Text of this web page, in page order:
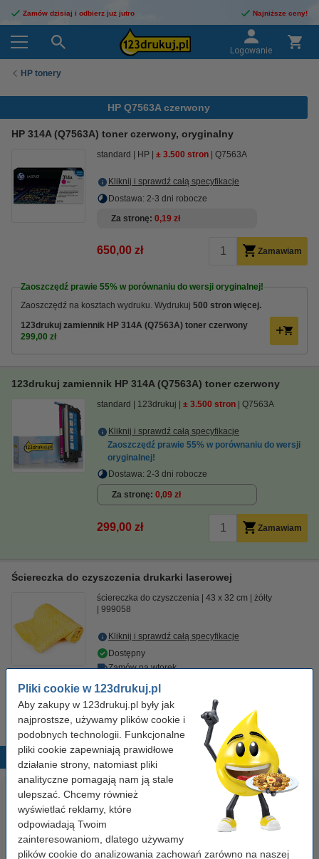
Pliki cookie w 123drukuj.pl
Aby zakupy w 123drukuj.pl były jak
najprostsze, używamy plików cookie i
podobnych technologii. Funkcjonalne
pliki cookie zapewniają prawidłowe
działanie strony, natomiast pliki
analityczne pomagają nam ją stale
ulepszać. Chcemy również
wyświetlać reklamy, które
odpowiadają Twoim
zainteresowaniom, dlatego używamy
plików cookie do analizowania zachowań zarówno na naszej
Zamów dzisiaj i odbierz już jutro Najniższe ceny!
Logowanie
HP tonery
HP Q7563A czerwony
HP 314A (Q7563A) toner czerwony, oryginalny
standard HP ± 3.500 stron Q7563A
Kliknij i sprawdź całą specyfikacje
Dostawa: 2-3 dni robocze
Za stronę 0,19 zł
650,00 zł Zamawiam
Zaoszczędź prawie 55% w porównaniu do wersji oryginalnej!
Zaoszczędź na kosztach wydruku. Wydrukuj 500 stron więcej.
123drukuj zamiennik HP 314A (Q7563A) toner czerwony
299,00 zł
123drukuj zamiennik HP 314A (Q7563A) toner czerwony
standard 123drukuj ± 3.500 stron Q7563A
Kliknij i sprawdź całą specyfikacje
Zaoszczędź prawie 55% w porównaniu do wersji
oryginalnej!
Dostawa: 2-3 dni robocze
Za stronę 0,09 zł
299,00 zł Zamawiam
Ściereczka do czyszczenia drukarki laserowej
ściereczka do czyszczenia 43 x 32 cm
żółty
999058
Kliknij i sprawdź całą specyfikacje
Dostępny
Zamów na wtorek
7,50 zł
Popularne produkty